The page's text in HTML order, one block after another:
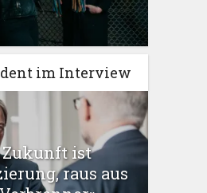
im Interview
Zukunft ist
raus aus